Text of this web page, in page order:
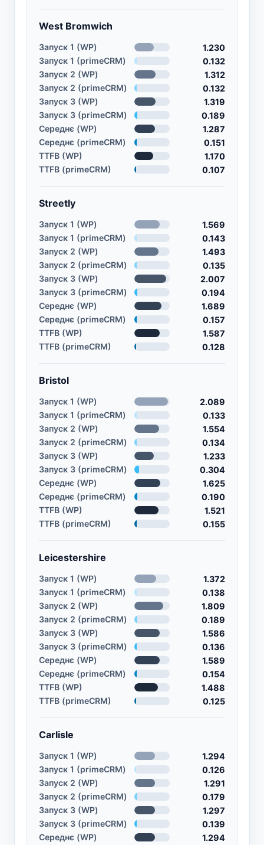
West Bromwich
Запуск 1 (WP)
1.230
Запуск 1 (primeCRM)
0.132
Запуск 2 (WP)
1.312
Запуск 2 (primeCRM)
0.132
Запуск 3 (WP)
1.319
Запуск 3 (primeCRM)
0.189
Середнє (WP)
1.287
Середнє (primeCRM)
0.151
TTFB (WP)
1.170
TTFB (primeCRM)
0.107
Streetly
Запуск 1 (WP)
1.569
Запуск 1 (primeCRM)
0.143
Запуск 2 (WP)
1.493
Запуск 2 (primeCRM)
0.135
Запуск 3 (WP)
2.007
Запуск 3 (primeCRM)
0.194
Середнє (WP)
1.689
Середнє (primeCRM)
0.157
TTFB (WP)
1.587
TTFB (primeCRM)
0.128
Bristol
Запуск 1 (WP)
2.089
Запуск 1 (primeCRM)
0.133
Запуск 2 (WP)
1.554
Запуск 2 (primeCRM)
0.134
Запуск 3 (WP)
1.233
Запуск 3 (primeCRM)
0.304
Середнє (WP)
1.625
Середнє (primeCRM)
0.190
TTFB (WP)
1.521
TTFB (primeCRM)
0.155
Leicestershire
Запуск 1 (WP)
1.372
Запуск 1 (primeCRM)
0.138
Запуск 2 (WP)
1.809
Запуск 2 (primeCRM)
0.189
Запуск 3 (WP)
1.586
Запуск 3 (primeCRM)
0.136
Середнє (WP)
1.589
Середнє (primeCRM)
0.154
TTFB (WP)
1.488
TTFB (primeCRM)
0.125
Carlisle
Запуск 1 (WP)
1.294
Запуск 1 (primeCRM)
0.126
Запуск 2 (WP)
1.291
Запуск 2 (primeCRM)
0.179
Запуск 3 (WP)
1.297
Запуск 3 (primeCRM)
0.139
Середнє (WP)
1.294